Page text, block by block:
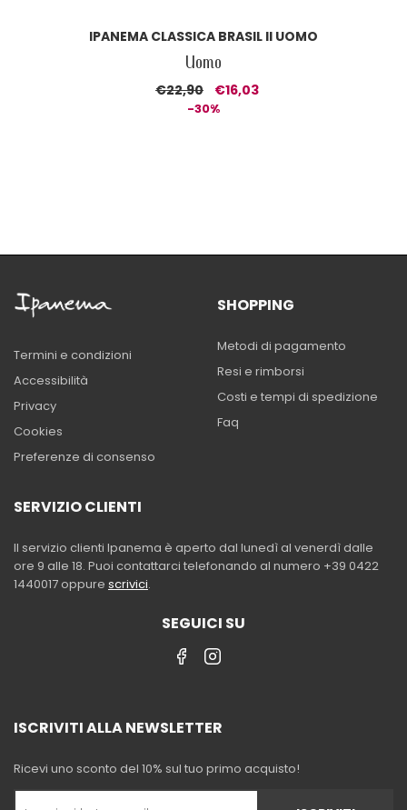
IPANEMA CLASSICA BRASIL II UOMO
Uomo
€22,90 €16,03
-30%
Termini e condizioni
Accessibilità
Privacy
Cookies
Preferenze di consenso
SHOPPING
Metodi di pagamento
Resi e rimborsi
Costi e tempi di spedizione
Faq
SERVIZIO CLIENTI
Il servizio clienti Ipanema è aperto dal lunedì al venerdì dalle
ore 9 alle 18. Puoi contattarci telefonando al numero +39 0422
1440017 oppure scrivici.
SEGUICI SU
ISCRIVITI ALLA NEWSLETTER
Ricevi uno sconto del 10% sul tuo primo acquisto!